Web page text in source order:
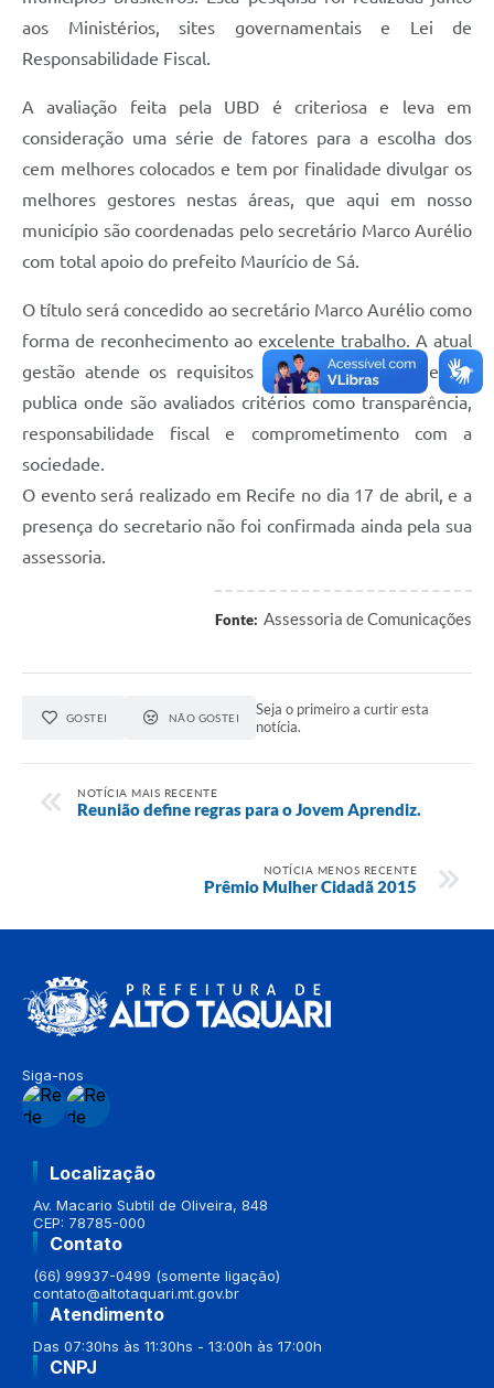
aos Ministérios, sites governamentais e Lei de
Responsabilidade Fiscal.
A avaliação feita pela UBD é criteriosa e leva em
consideração uma série de fatores para a escolha dos
cem melhores colocados e tem por finalidade divulgar os
melhores gestores nestas áreas, que aqui em nosso
município são coordenadas pelo secretário Marco Aurélio
com total apoio do prefeito Maurício de Sá.
O título será concedido ao secretário Marco Aurélio como
forma de reconhecimento ao excelente trabalho. A atual
gestão atende os requisitos de excelência em gestão
publica onde são avaliados critérios como transparência,
responsabilidade fiscal e comprometimento com a
sociedade.
O evento será realizado em Recife no dia 17 de abril, e a
presença do secretario não foi confirmada ainda pela sua
assessoria.
Fonte: Assessoria de Comunicações
GOSTEI NÃO GOSTEI
Seja o primeiro a curtir esta
notícia.
NOTÍCIA MAIS RECENTE
Reunião define regras para o Jovem Aprendiz.
NOTÍCIA MENOS RECENTE
Prêmio Mulher Cidadã 2015
Siga-nos
Localização
Av. Macario Subtil de Oliveira, 848
CEP: 78785-000
Contato
(66) 99937-0499 (somente ligação)
contato@altotaquari.mt.gov.br
Atendimento
Das 07:30hs às 11:30hs - 13:00h às 17:00h
CNPJ